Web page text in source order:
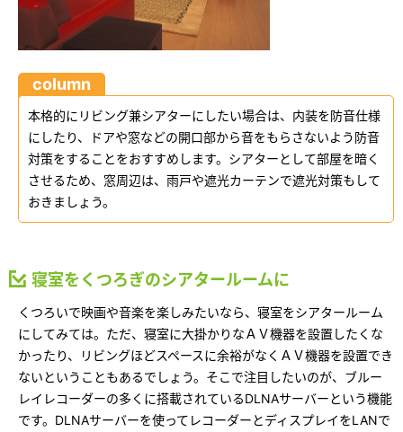
これから住まいをご検討の方
多彩な動画やこだわりが詰まった建築実例、注目の最新情報など、住
まいづくりを楽しく学べるデジタルラウンジです。
ホームラウンジ 新築・戸建て
ミサワゼネラルソリューション
ミサワオーナーズクラブ
中途採用
障がい者採用
ウエルネス事業
海外事業
ミサワアイデンティティ
column
本格的にリビング兼シアターにしたい場合は、内装を防音仕様
にしたり、ドアや窓などの開口部から音をもらさないよう防音
対策をすることをおすすめします。シアターとして部屋を暗く
させるため、窓周辺は、雨戸や遮光カーテンで遮光対策もして
おきましょう。
寝室をくつろぎのシアタールームに
くつろいで映画や音楽を楽しみたいなら、寝室をシアタールーム
にしてみては。ただ、寝室に大掛かりなＡＶ機器を設置したくな
かったり、リビングほどスペースに余裕がなくＡＶ機器を設置でき
ないということもあるでしょう。そこで注目したいのが、ブルー
レイレコーダーの多くに搭載されているDLNAサーバーという機能
です。DLNAサーバーを使ってレコーダーとディスプレイをLANで